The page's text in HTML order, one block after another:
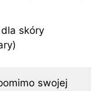
skóry
swojej